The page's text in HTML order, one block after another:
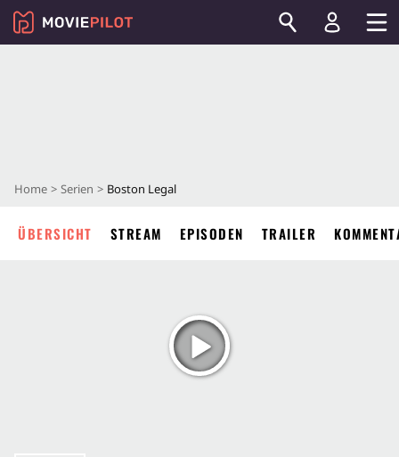
Home Serien Boston Legal
ÜBERSICHT STREAM EPISODEN TRAILER